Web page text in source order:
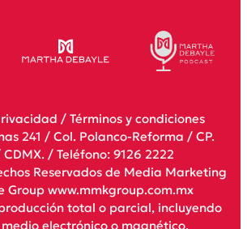
/ Términos y condiciones
241 / Col. Polanco-Reforma / CP.
CDMX. / Teléfono: 9126 2222
Reservados de Media Marketing
Group www.mmkgroup.com.mx
total o parcial, incluyendo
electrónico o magnético.